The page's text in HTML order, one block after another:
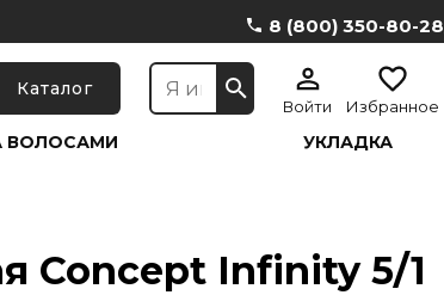
8 (800) 350-80-28
Каталог
Войти Избранное
ВОЛОСАМИ УКЛАДКА
Concept Infinity 5/1